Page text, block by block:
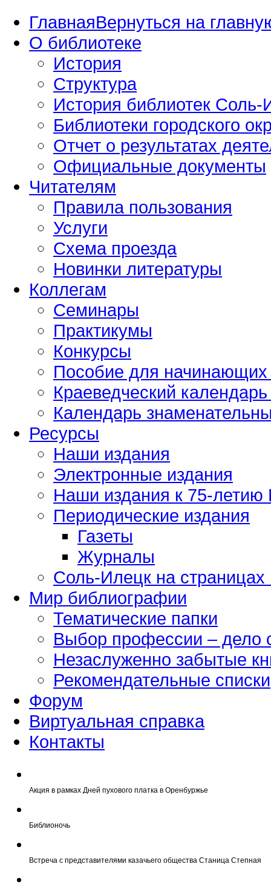
ГлавнаяВернуться на
О библиотеке
История
Структура
История библиотек Соль-
Библиотеки городского
Отчет о результатах
Официальные документы
Читателям
Правила пользования
Услуги
Схема проезда
Новинки литературы
Коллегам
Семинары
Практикумы
Конкурсы
Пособие для начинающих
Краеведческий
Календарь
Ресурсы
Наши издания
Электронные издания
Наши издания к 75-
Периодические издания
Газеты
Журналы
Соль-Илецк на
Мир библиографии
Тематические папки
Выбор профессии – дело
Незаслуженно забытые
Рекомендательные списки
Форум
Виртуальная справка
Контакты
Акция в рамках Дней пухового платка в Оренбуржье
Библионочь
Встреча с представителями казачьего общества Станица Степная